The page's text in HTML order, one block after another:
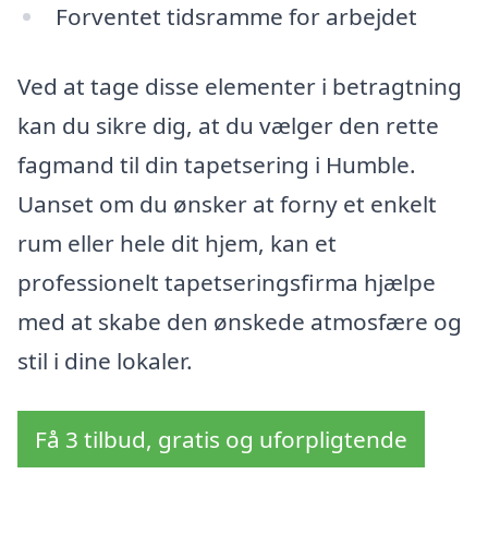
Forventet tidsramme for arbejdet
Ved at tage disse elementer i betragtning
kan du sikre dig, at du vælger den rette
fagmand til din tapetsering i Humble.
Uanset om du ønsker at forny et enkelt
rum eller hele dit hjem, kan et
professionelt tapetseringsfirma hjælpe
med at skabe den ønskede atmosfære og
stil i dine lokaler.
Få 3 tilbud, gratis og uforpligtende